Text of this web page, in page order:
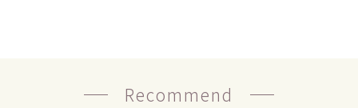
Recommend